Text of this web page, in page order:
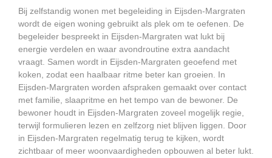
Bij zelfstandig wonen met begeleiding in Eijsden-Margraten
wordt de eigen woning gebruikt als plek om te oefenen. De
begeleider bespreekt in Eijsden-Margraten wat lukt bij
energie verdelen en waar avondroutine extra aandacht
vraagt. Samen wordt in Eijsden-Margraten geoefend met
koken, zodat een haalbaar ritme beter kan groeien. In
Eijsden-Margraten worden afspraken gemaakt over contact
met familie, slaapritme en het tempo van de bewoner. De
bewoner houdt in Eijsden-Margraten zoveel mogelijk regie,
terwijl formulieren lezen en zelfzorg niet blijven liggen. Door
in Eijsden-Margraten regelmatig terug te kijken, wordt
zichtbaar of meer woonvaardigheden opbouwen al beter lukt.